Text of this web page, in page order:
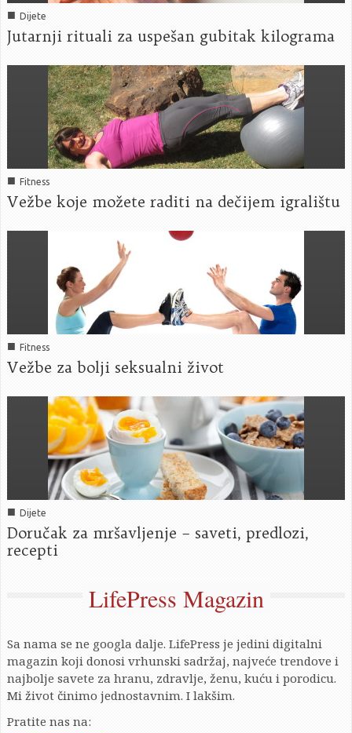
■ Dijete
Jutarnji rituali za uspešan gubitak kilograma
■ Fitness
Vežbe koje možete raditi na dečijem igralištu
■ Fitness
Vežbe za bolji seksualni život
■ Dijete
Doručak za mršavljenje – saveti, predlozi,
recepti
LifePress Magazin
Sa nama se ne googla dalje. LifePress je jedini digitalni
magazin koji donosi vrhunski sadržaj, najveće trendove i
najbolje savete za hranu, zdravlje, ženu, kuću i porodicu.
Mi život činimo jednostavnim. I lakšim.
Pratite nas na: